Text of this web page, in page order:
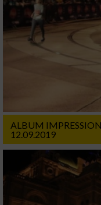
ALBUM
12.09.2019